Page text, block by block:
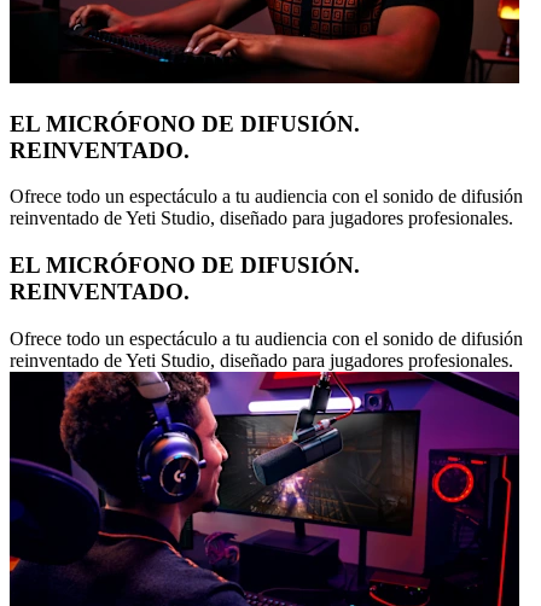
EL MICRÓFONO DE DIFUSIÓN.
REINVENTADO.
Ofrece todo un espectáculo a tu audiencia con el sonido de difusión
reinventado de Yeti Studio, diseñado para jugadores profesionales.
EL MICRÓFONO DE DIFUSIÓN.
REINVENTADO.
Ofrece todo un espectáculo a tu audiencia con el sonido de difusión
reinventado de Yeti Studio, diseñado para jugadores profesionales.